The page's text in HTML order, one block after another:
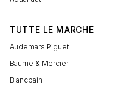
TUTTE LE MARCHE
Audemars Piguet
Baume & Mercier
Blancpain